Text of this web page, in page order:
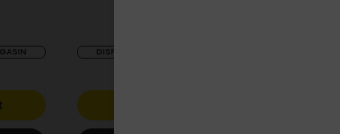
DISPONIBILITÉ SELON MAGASIN